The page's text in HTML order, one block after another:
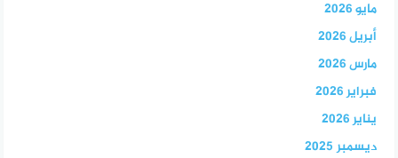
مايو 2026
أبريل 2026
مارس 2026
فبراير 2026
يناير 2026
ديسمبر 2025